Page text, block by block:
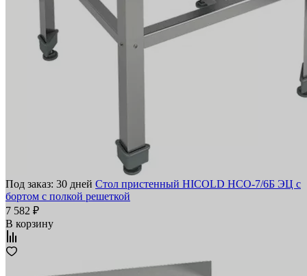
Под заказ: 30 дней Стол пристенный HICOLD НСО-7/6Б ЭЦ с
бортом с полкой решеткой
7 582 ₽
В корзину